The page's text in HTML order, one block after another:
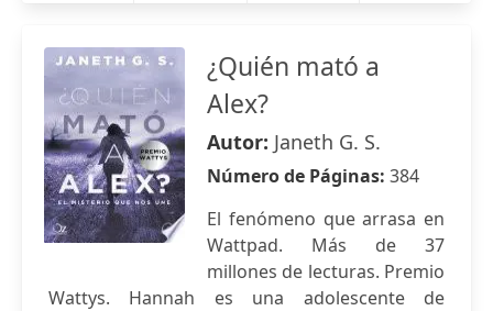
¿Quién mató a
Alex?
Autor: Janeth G. S.
Número de Páginas: 384
El fenómeno que arrasa en
Wattpad. Más de 37
millones de lecturas. Premio
Wattys. Hannah es una adolescente de